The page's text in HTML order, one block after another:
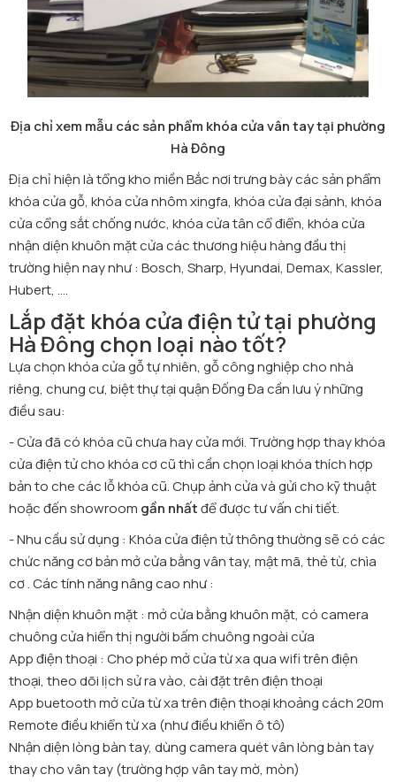
Địa chỉ xem mẫu các sản phẩm khóa cửa vân tay tại phường
Hà Đông
Địa chỉ hiện là tổng kho miền Bắc nơi trưng bày các sản phẩm
khóa cửa gỗ, khóa cửa nhôm xingfa, khóa cửa đại sảnh, khóa
cửa cổng sắt chống nước, khóa cửa tân cổ điển, khóa cửa
nhận diện khuôn mặt cửa các thương hiệu hàng đầu thị
trường hiện nay như : Bosch, Sharp, Hyundai, Demax, Kassler,
Hubert, ....
Lắp đặt khóa cửa điện tử tại phường
Hà Đông chọn loại nào tốt?
Lựa chọn khóa cửa gỗ tự nhiên, gỗ công nghiệp cho nhà
riêng, chung cư, biệt thự tại quận Đống Đa cần lưu ý những
điều sau:
- Cửa đã có khóa cũ chưa hay cửa mới. Trường hợp thay khóa
cửa điện tử cho khóa cơ cũ thì cần chọn loại khóa thích hợp
bản to che các lỗ khóa cũ. Chụp ảnh cửa và gửi cho kỹ thuật
hoặc đến showroom gần nhấtđể được tư vấn chi tiết.
- Nhu cầu sử dụng : Khóa cửa điện tử thông thường sẽ có các
chức năng cơ bản mở cửa bằng vân tay, mật mã, thẻ từ, chìa
cơ . Các tính năng nâng cao như :
Nhận diện khuôn mặt : mở cửa bằng khuôn mặt, có camera
chuông cửa hiển thị người bấm chuông ngoài cửa
App điện thoại : Cho phép mở cửa từ xa qua wifi trên điện
thoại, theo dõi lịch sử ra vào, cài đặt trên điện thoại
App buetooth mở cửa từ xa trên điện thoại khoảng cách 20m
Remote điều khiển từ xa (như điều khiển ô tô)
Nhận diện lòng bàn tay, dùng camera quét vân lòng bàn tay
thay cho vân tay (trường hợp vân tay mờ, mòn)